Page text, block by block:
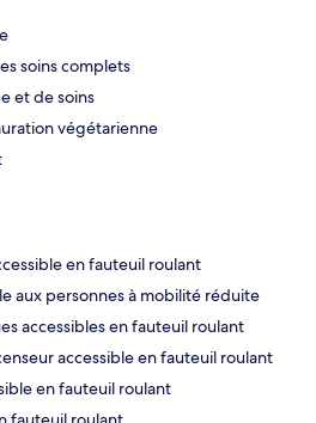
soins complets
et de soins
végétarienne
en fauteuil roulant
aux personnes à mobilité réduite
accessibles en fauteuil roulant
accessible en fauteuil roulant
en fauteuil roulant